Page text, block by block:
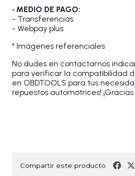
• MEDIO DE PAGO:
- Transferencias.
- Webpay plus.
* Imágenes referenciales
No dudes en contactarnos
para verificar la compatibilidad
en OBDTOOLS para tus
repuestos automotrices!
Compartir este producto